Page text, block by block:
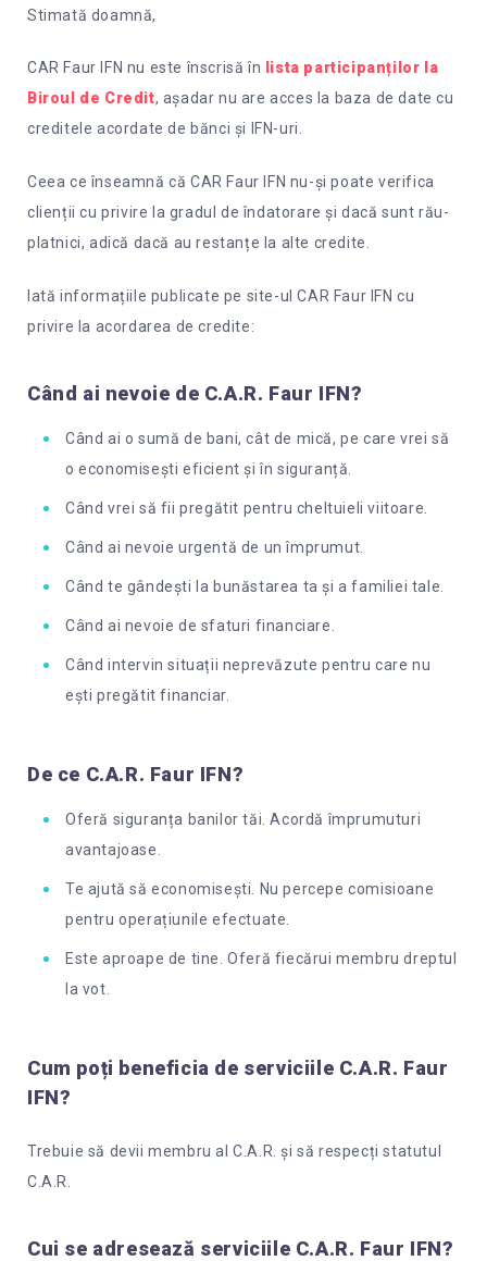
Stimată doamnă,
CAR Faur IFN nu este înscrisă în
lista participanților la
Biroul de Credit, așadar nu are acces la baza de date cu
creditele acordate de bănci și IFN-uri.
Ceea ce înseamnă că CAR Faur IFN nu-și poate verifica
clienții cu privire la gradul de îndatorare și dacă sunt rău-
platnici, adică dacă au restanțe la alte credite.
Iată informațiile publicate pe site-ul CAR Faur IFN cu
privire la acordarea de credite:
Când ai nevoie de C.A.R. Faur IFN?
Când ai o sumă de bani, cât de mică, pe care vrei să
o economisești eficient și în siguranță.
Când vrei să fii pregătit pentru cheltuieli viitoare.
Când ai nevoie urgentă de un împrumut.
Când te gândești la bunăstarea ta și a familiei tale.
Când ai nevoie de sfaturi financiare.
Când intervin situații neprevăzute pentru care nu
ești pregătit financiar.
De ce C.A.R. Faur IFN?
Oferă siguranța banilor tăi. Acordă împrumuturi
avantajoase.
Te ajută să economisești. Nu percepe comisioane
pentru operațiunile efectuate.
Este aproape de tine. Oferă fiecărui membru dreptul
la vot.
Cum poți beneficia de serviciile C.A.R. Faur
IFN?
Trebuie să devii membru al C.A.R. și să respecți statutul
C.A.R.
Cui se adresează serviciile C.A.R. Faur IFN?